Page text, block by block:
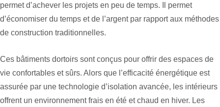
permet d’achever les projets en peu de temps. Il permet
d’économiser du temps et de l’argent par rapport aux méthodes
de construction traditionnelles.
Ces bâtiments dortoirs sont conçus pour offrir des espaces de
vie confortables et sûrs. Alors que l’efficacité énergétique est
assurée par une technologie d’isolation avancée, les intérieurs
offrent un environnement frais en été et chaud en hiver. Les